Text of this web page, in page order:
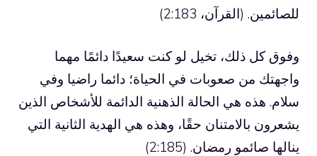
للصائمين. (القرآن، 2:183)
وفوق كل ذلك، تخيل لو كنت سعيدًا دائمًا مهما
واجهتك من صعوبات في الحياة؛ دائما راضيا وفي
سلام. هذه هي الحالة الذهنية الدائمة للأشخاص الذين
يشعرون بالامتنان حقًا، وهذه هي الهدية الثانية التي
ينالها صائمو رمضان. (2:185)